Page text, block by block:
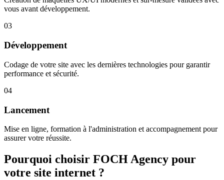
vous avant développement.
03
Développement
Codage de votre site avec les dernières technologies pour garantir
performance et sécurité.
04
Lancement
Mise en ligne, formation à l'administration et accompagnement pour
assurer votre réussite.
Pourquoi choisir FOCH Agency pour
votre site internet ?